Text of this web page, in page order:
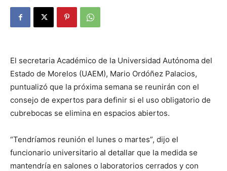
El secretaria Académico de la Universidad Autónoma del
Estado de Morelos (UAEM), Mario Ordóñez Palacios,
puntualizó que la próxima semana se reunirán con el
consejo de expertos para definir si el uso obligatorio de
cubrebocas se elimina en espacios abiertos.
“Tendríamos reunión el lunes o martes”, dijo el
funcionario universitario al detallar que la medida se
mantendría en salones o laboratorios cerrados y con